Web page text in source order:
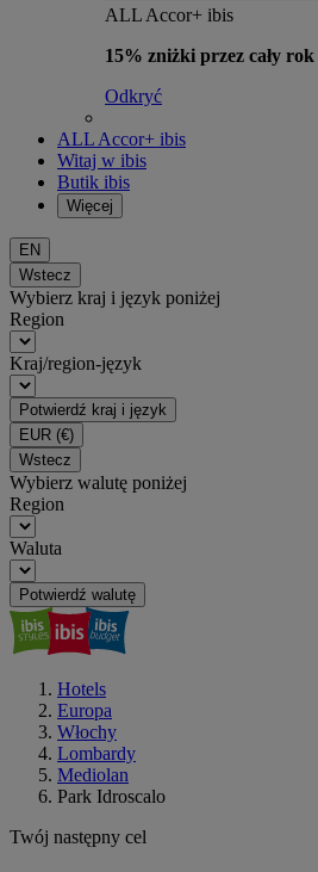
ALL Accor+ ibis
15% zniżki przez cały rok
Odkryć
ALL Accor+ ibis
Witaj w ibis
Butik ibis
Więcej
EN
Wstecz
Wybierz kraj i język poniżej
Region
Kraj/region-język
Potwierdź kraj i język
EUR (€)
Wstecz
Wybierz walutę poniżej
Region
Waluta
Potwierdź walutę
Hotels
Europa
Włochy
Lombardy
Mediolan
Park Idroscalo
Twój następny cel